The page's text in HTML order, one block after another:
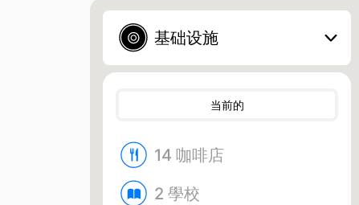
基础设施
当前的
14 咖啡店
2 學校